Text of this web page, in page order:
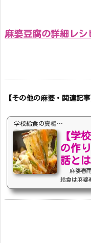
麻婆豆腐の詳細レシ
【その他の麻婆・関連記事
学校給食の真相…
【学
の作
話と
麻婆春
給食は麻婆
どを詳しく
にも喜ん